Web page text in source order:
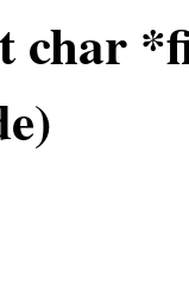
char